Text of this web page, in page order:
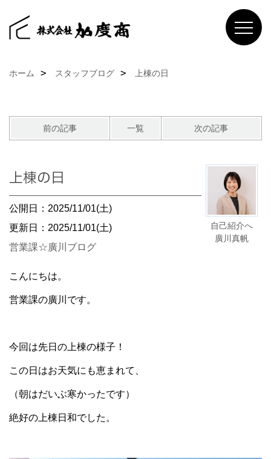
ホーム スタッフブログ 上棟の日
前の記事 一覧 次の記事
自己紹介へ
廣川真帆
上棟の日
公開日：2025/11/01(土)
更新日：2025/11/01(土)
営業課☆廣川ブログ
こんにちは。
営業課の廣川です。
今回は先日の上棟の様子！
この日はお天気にも恵まれて、
（朝はだいぶ寒かったです）
絶好の上棟日和でした。